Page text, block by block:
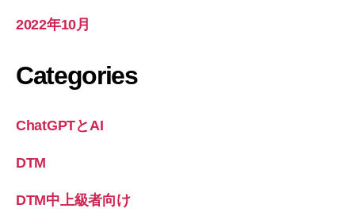
2022年10月
Categories
ChatGPTとAI
DTM
DTM中上級者向け